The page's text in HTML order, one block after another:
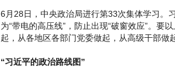
6月28日，中央政治局进行第33次集体学习。
为“带电的高压线”，防止出现“破窗效应”。要
起，从各地区各部门党委做起，从高级干部做
“习近平的政治路线图”